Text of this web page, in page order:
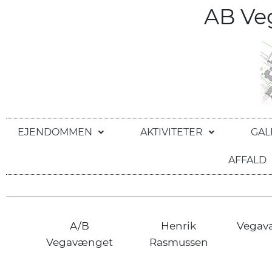
AB
EJENDOMMEN AKTIVITETER
AFFALD
A/B
Vegavænget
Henrik
Rasmussen